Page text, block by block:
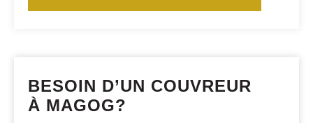
BESOIN D’UN COUVREUR
À MAGOG?